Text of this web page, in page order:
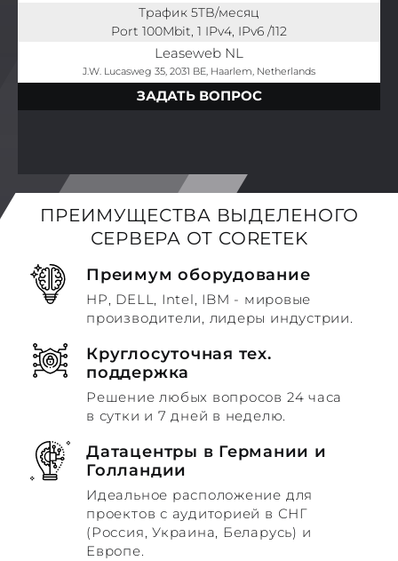
Трафик 5TB/месяц
Port 100Mbit, 1 IPv4, IPv6 /112
Leaseweb NL
J.W. Lucasweg 35, 2031 BE, Haarlem, Netherlands
ЗАДАТЬ ВОПРОС
ПРЕИМУЩЕСТВА ВЫДЕЛЕНОГО
СЕРВЕРА ОТ CORETEK
Преимум оборудование
HP, DELL, Intel, IBM - мировые
производители, лидеры индустрии.
Круглосуточная тех.
поддержка
Решение любых вопросов 24 часа
в сутки и 7 дней в неделю.
Датацентры в Германии и
Голландии
Идеальное расположение для
проектов с аудиторией в СНГ
(Россия, Украина, Беларусь) и
Европе.